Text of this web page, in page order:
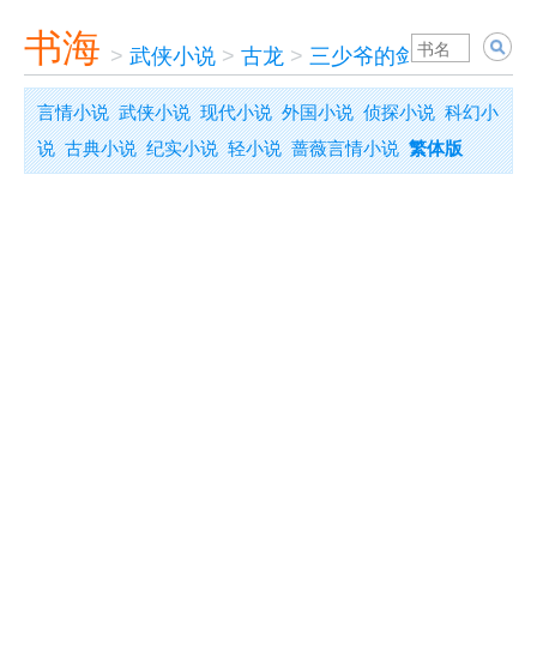
书海 > 武侠小说 > 古龙 > 三少爷的剑
言情小说 武侠小说 现代小说 外国小说 侦探小说 科幻小
说 古典小说 纪实小说 轻小说 蔷薇言情小说 繁体版